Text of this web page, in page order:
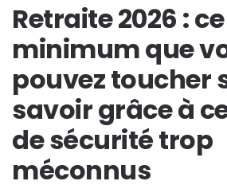
Retraite 2026 : ce
minimum que
pouvez toucher
savoir grâce à
de sécurité trop
méconnus